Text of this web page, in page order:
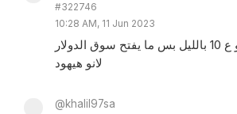
#322746
10:28 AM, 11 Jun 2023
ان شاء الله ينزل لو ع 10 بالليل بس ما يفتح سوق الدولار
لانو هيهود
@khalil97sa